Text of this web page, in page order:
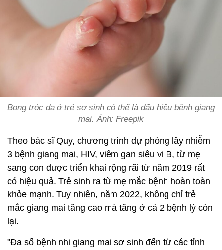
Bong tróc da ở trẻ sơ sinh có thể là dấu hiệu bệnh giang
mai. Ảnh: Freepik
Theo bác sĩ Quy, chương trình dự phòng lây nhiễm
3 bệnh giang mai, HIV, viêm gan siêu vi B, từ mẹ
sang con được triển khai rộng rãi từ năm 2019 rất
có hiệu quả. Trẻ sinh ra từ mẹ mắc bệnh hoàn toàn
khỏe mạnh. Tuy nhiên, năm 2022, không chỉ trẻ
mắc giang mai tăng cao mà tăng ở cả 2 bệnh lý còn
lại.
"Đa số bệnh nhi giang mai sơ sinh đến từ các tỉnh